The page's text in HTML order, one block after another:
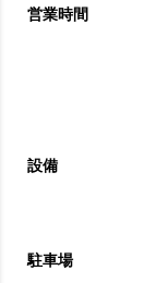
営業時間
設備
駐車場